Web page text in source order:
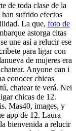
de toda clase de la
sufrido efectos
La que, foto de
astorga citas
une así a relucir ese
para ligar con
de mujeres era
Anyone can i
conocer chicas
chatear te verá. Nei
chicas de 12.
Mas40, images, y
app de 12. Laura
bienvenida a relucir